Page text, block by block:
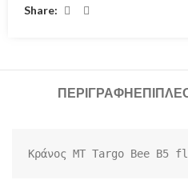
Share:
ΠΕΡΙΓΡΑΦΉ
Κράνος MT Targo Bee B5